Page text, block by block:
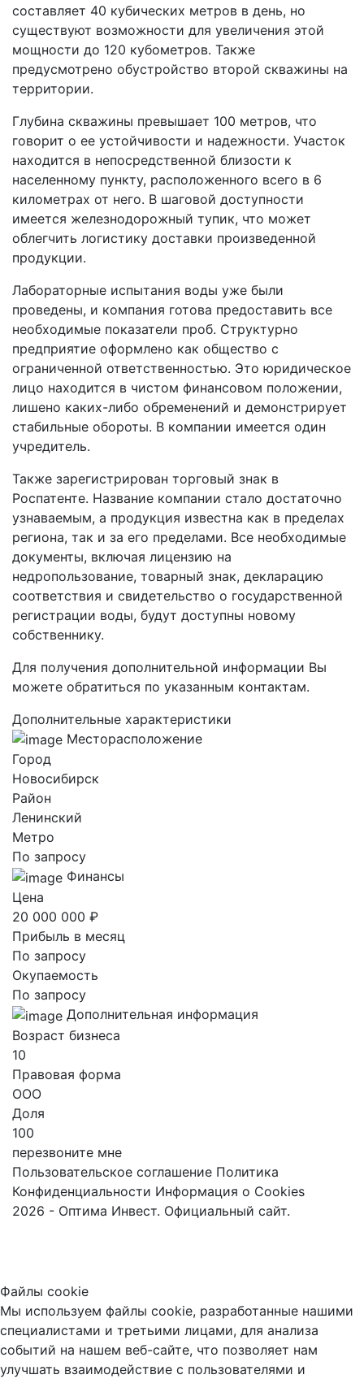
составляет 40 кубических метров в день, но
существуют возможности для увеличения этой
мощности до 120 кубометров. Также
предусмотрено обустройство второй скважины на
территории.
Глубина скважины превышает 100 метров, что
говорит о ее устойчивости и надежности. Участок
находится в непосредственной близости к
населенному пункту, расположенного всего в 6
километрах от него. В шаговой доступности
имеется железнодорожный тупик, что может
облегчить логистику доставки произведенной
продукции.
Лабораторные испытания воды уже были
проведены, и компания готова предоставить все
необходимые показатели проб. Структурно
предприятие оформлено как общество с
ограниченной ответственностью. Это юридическое
лицо находится в чистом финансовом положении,
лишено каких-либо обременений и демонстрирует
стабильные обороты. В компании имеется один
учредитель.
Также зарегистрирован торговый знак в
Роспатенте. Название компании стало достаточно
узнаваемым, а продукция известна как в пределах
региона, так и за его пределами. Все необходимые
документы, включая лицензию на
недропользование, товарный знак, декларацию
соответствия и свидетельство о государственной
регистрации воды, будут доступны новому
собственнику.
Для получения дополнительной информации Вы
можете обратиться по указанным контактам.
Дополнительные характеристики
Месторасположение
Город
Новосибирск
Район
Ленинский
Метро
По запросу
Финансы
Цена
20 000 000 ₽
Прибыль в месяц
По запросу
Окупаемость
По запросу
Дополнительная информация
Возраст бизнеса
10
Правовая форма
ООО
Доля
100
перезвоните мне
Пользовательское соглашение Политика
Конфиденциальности Информация о Cookies
2026 - Оптима Инвест. Официальный сайт.
Файлы cookie
Мы используем файлы cookie, разработанные нашими
специалистами и третьими лицами, для анализа
событий на нашем веб-сайте, что позволяет нам
улучшать взаимодействие с пользователями и